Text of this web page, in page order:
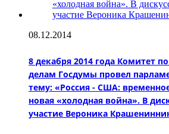
08.12.2014
8 декабря 2014 года Комитет
делам Госдумы провел
тему: «Россия - США:
новая «холодная война». В
участие Вероника